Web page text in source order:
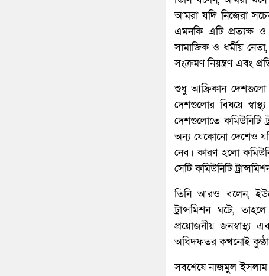
আমরা যদি নিজেরা
এমনকি এটি প্রত্যক্ষ
সামাজিক ও ধর্মীয়
সংক্রমণ নিয়ন্ত্রণ এবং
শুধু আফ্রিকান দেশগুলো
দেশগুলোর বিষয়ে
দেশগুলোতে কমিউনিটি
অন্য যেকোনো দেশেও
নেব। কারণ হলো
সেটি কমিউনিটি
তিনি আরও বলেন,
ট্রান্সমিশন ঘটে,
প্রয়োজনীয় জনস্বাস্থ্য
অধিদফতর কখনোই
সবশেষে নাজমুল ইসলাম